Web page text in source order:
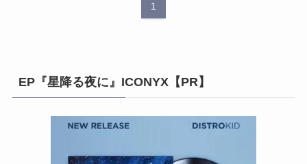
1
EP『星降る夜に』ICONYX【PR】